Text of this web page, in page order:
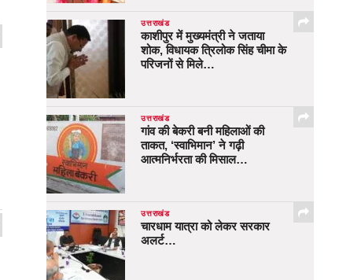
उत्तराखंड
काशीपुर में मुख्यमंत्री ने जताया
शोक, विधायक त्रिलोक सिंह चीमा के
परिजनों से मिले…
उत्तराखंड
गांव की बेकरी बनी महिलाओं की
ताकत, ‘स्वाभिमान’ ने गढ़ी
आत्मनिर्भरता की मिसाल…
उत्तराखंड
चारधाम यात्रा को लेकर सरकार
अलर्ट…